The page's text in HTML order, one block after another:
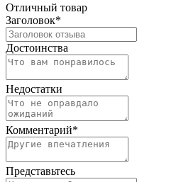
Отличный товар
Заголовок*
Достоинства
Недостатки
Комментарий*
Представьтесь